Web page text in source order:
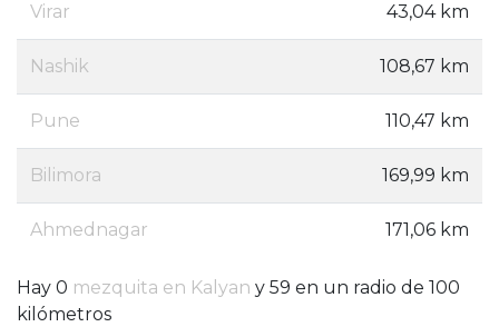
Virar 43,04 km
Nashik 108,67 km
Pune 110,47 km
Bilimora 169,99 km
Ahmednagar 171,06 km
Hay 0 mezquita en Kalyan y 59 en un radio de 100
kilómetros